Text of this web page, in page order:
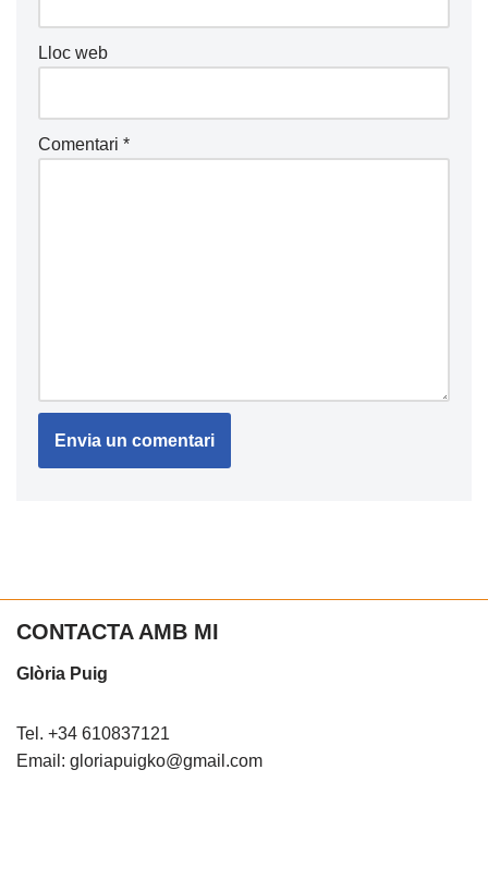
Lloc web
Comentari *
CONTACTA AMB MI
Glòria Puig
Tel. +34 610837121
Email: gloriapuigko@gmail.com